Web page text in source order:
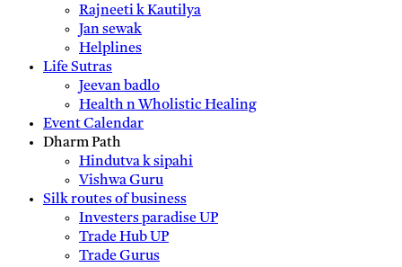
Rajneeti k Kautilya
Jan sewak
Helplines
Life Sutras
Jeevan badlo
Health n Wholistic Healing
Event Calendar
Dharm Path
Hindutva k sipahi
Vishwa Guru
Silk routes of business
Investers paradise UP
Trade Hub UP
Trade Gurus